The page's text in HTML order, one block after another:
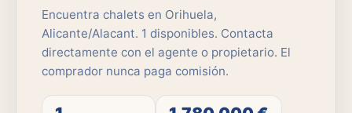
Encuentra chalets en Orihuela,
Alicante/Alacant. 1 disponibles. Contacta
directamente con el agente o propietario. El
comprador nunca paga comisión.